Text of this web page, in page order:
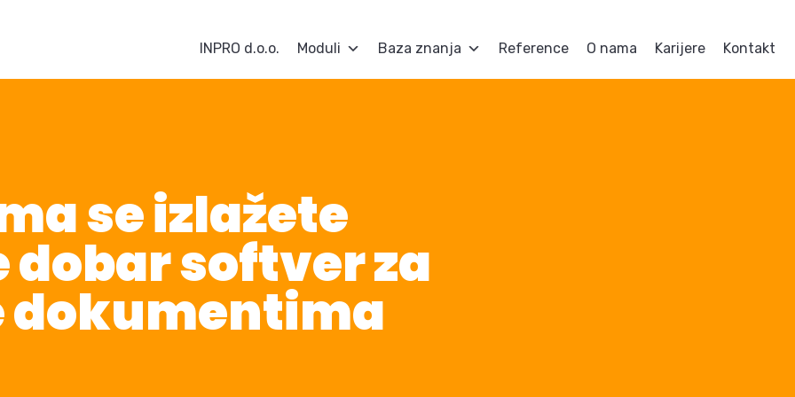
INPRO d.o.o. Moduli Baza znanja Reference O nama Karijere Kontakt
se izlažete
softver za